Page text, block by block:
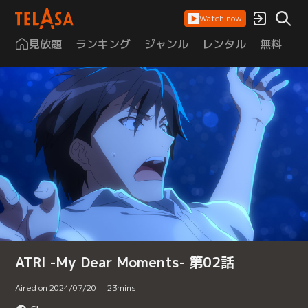
Watch now
見放題 ランキング ジャンル レンタル 無料
ATRI -My Dear Moments- 第02話
Aired on 2024/07/20 23mins